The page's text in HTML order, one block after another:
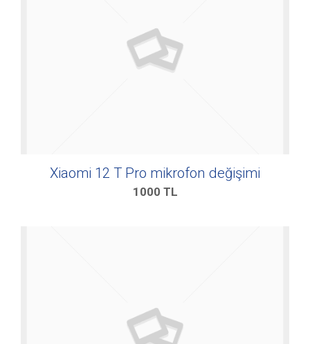
Xiaomi 12 T Pro mikrofon değişimi
1000 TL